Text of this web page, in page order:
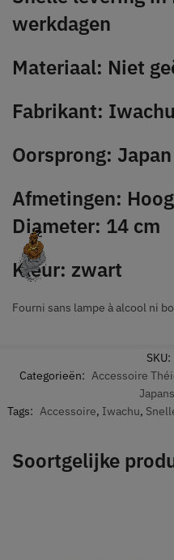
werkdagen
Materiaal: Niet
Fabrikant: Iwachu
Oorsprong: Japan
Afmetingen:
Diameter: 14 cm
Kleur: zwart
Fourni sans lampe à alcool ni
SKU:
Categorieën: Accessoire
Tags: Accessoire, Iwachu,
Soortgelijke